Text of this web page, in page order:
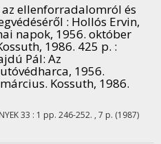
ellenforradalomról és
: Hollós Ervin,
napok, 1956. október
1986. 425 p. :
Pál: Az
1956.
Kossuth, 1986.
33 : 1 pp. 246-252. , 7 p. (1987)